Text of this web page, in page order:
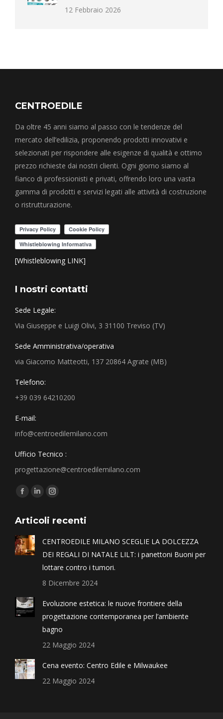
12 Febbraio 2026
CENTROEDILE
Da oltre 45 anni siamo al passo con le tendenze del
mercato dell’edilizia, proponendo prodotti innovativi e
selezionati per rispondere alle esigenze di qualità e ottimo
prezzo richieste dai nostri clienti. Ogni giorno siamo al
fianco di professionisti e privati, offrendo loro una vasta
gamma di prodotti e servizi legati alle attività di costruzione
o ristrutturazione.
[Whistleblowing LINK]
I nostri contatti
Sede Legale:
Via Giuseppe e Luigi Olivi, 3 31100 Treviso (TV)
Sede Amministrativa/operativa
via Giacomo Matteotti, 137 20864 Agrate (MB)
Telefono:
+39 039 64210200
E-mail:
info@centroedilemilano.com
Ufficio Tecnico :
progettazione@centroedilemilano.com
Find us on:
Articoli recenti
CENTROEDILE MILANO SCEGLIE LA DOLCEZZA
DEI REGALI DI NATALE LILT: i panettoni Buoni per
lottare contro i tumori.
8 Dicembre 2024
Evoluzione estetica: le nuove frontiere della
progettazione contemporanea per l’ambiente
bagno
22 Maggio 2024
Cena evento: Centro Edile e Milwaukee
22 Maggio 2024